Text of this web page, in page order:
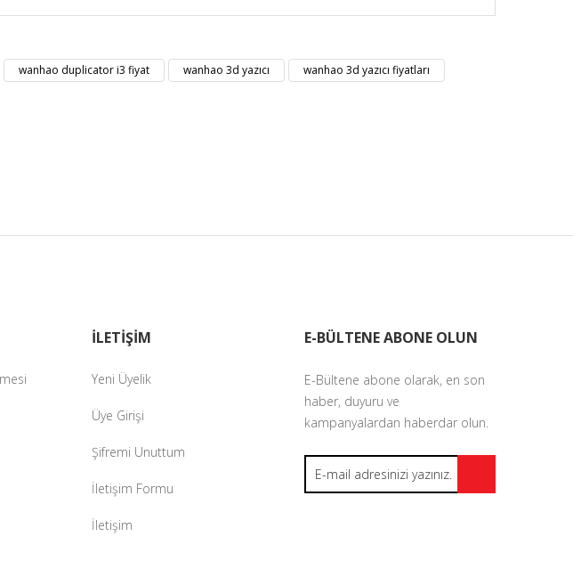
wanhao duplicator i3 fiyat wanhao 3d yazıcı
wanhao 3d yazıcı fiyatları
İLETİŞİM
Yeni Üyelik
Üye Girişi
Şifremi Unuttum
İletişim Formu
İletişim
E-BÜLTENE ABONE OLUN
E-Bültene abone olarak, en son
haber, duyuru ve
kampanyalardan haberdar olun.